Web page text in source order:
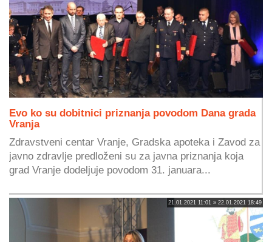
Evo ko su dobitnici priznanja povodom Dana grada
Vranja
Zdravstveni centar Vranje, Gradska apoteka i Zavod za
javno zdravlje predloženi su za javna priznanja koja
grad Vranje dodeljuje povodom 31. januara...
21.01.2021 11:01 » 22.01.2021 18:49